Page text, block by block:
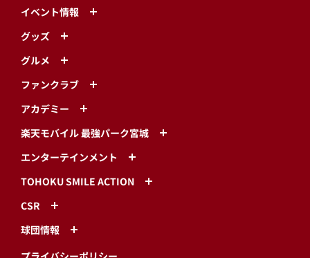
イベント情報
グッズ
グルメ
ファンクラブ
アカデミー
楽天モバイル 最強パーク宮城
エンターテインメント
TOHOKU SMILE ACTION
CSR
球団情報